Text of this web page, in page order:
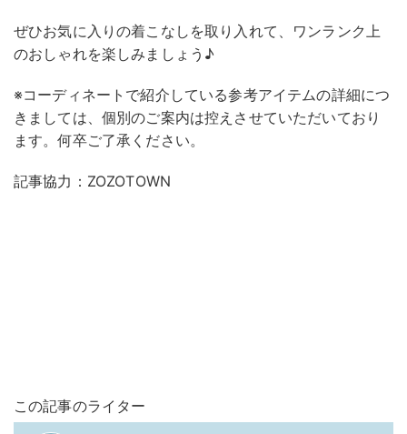
ぜひお気に入りの着こなしを取り入れて、ワンランク上
のおしゃれを楽しみましょう♪
※コーディネートで紹介している参考アイテムの詳細につ
きましては、個別のご案内は控えさせていただいており
ます。何卒ご了承ください。
記事協力：ZOZOTOWN
この記事のライター